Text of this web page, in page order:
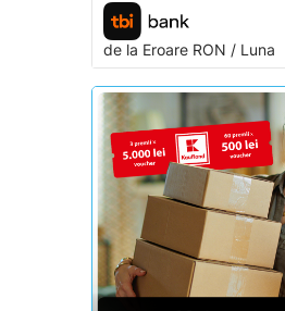
de la EroareRON / Luna